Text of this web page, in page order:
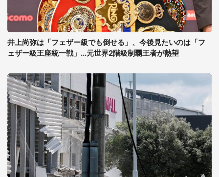
井上尚弥は「フェザー級でも倒せる」、今後見たいのは「フ
ェザー級王座統一戦」...元世界2階級制覇王者が熱望